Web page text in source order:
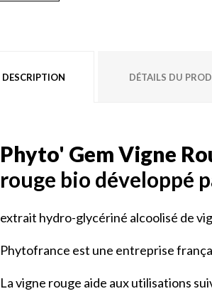
DESCRIPTION DÉTAILS DU
Phyto' Gem Vigne
rouge bio développé
extrait hydro-glycériné alcoolisé de
Phytofrance est une entreprise
La vigne rouge aide aux utilisations